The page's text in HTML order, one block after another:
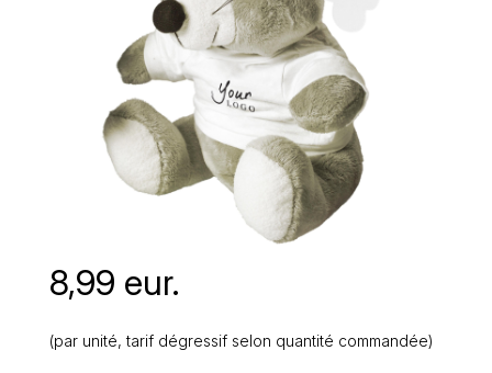
8,99 eur.
(par unité, tarif dégressif selon quantité commandée)